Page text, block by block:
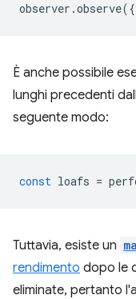
observer .observe({
È anche possibile
lunghi precedenti
seguente modo:
const loafs =
Tuttavia, esiste un
rendimento dopo le
eliminate, pertanto